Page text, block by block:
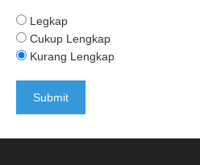
Legkap
Cukup Lengkap
Kurang Lengkap